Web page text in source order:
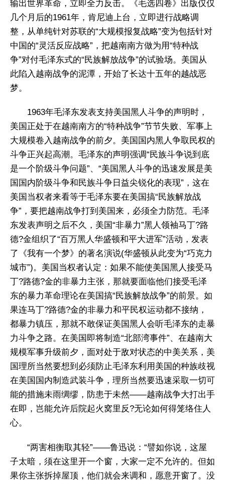
输出世界革命，立即全力反击。《毛选四卷》出版仅仅
几个月后的1961年，肯尼迪上台，立即进行战略调
整，从单纯针对苏联的“大规模报复战略”变为包括针对
中国的“灵活反应战略”，把越南南方做为用“特种战
争”对付毛泽东式的“民族解放战争”的试验场。美国从
此陷入越南战争的泥潭，开始了长达十五年的越战恶
梦。
1963年毛泽东发表支持美国黑人斗争的声明时，
美国正处于在越南南方的“特种战争”节节失败、军事上
大规模卷入越南战争的前夕。美国国内黑人争取民权的
斗争正兴起高潮。毛泽东的声明强调“民族斗争说到底
是一个阶级斗争问题”、“美国黑人斗争的迅速发展是美
国国内阶级斗争和民族斗争日益尖锐化的表现”，这在
美国当权者来看等于毛泽东要在美国搞“民族解放战
争”，要把越南战争打到美国来，必须全力防范。毛泽
东发表声明之后不久，美国“非暴力”黑人领袖马丁?路
德?金组织了“百万黑人华盛顿和平大进军”活动，发表
了《我有一个梦》的著名演说(华盛顿从此变为“巧克力
城市”)。美国当权者认定：如果不能使美国黑人接受马
丁?路德?金的非暴力主张，那就要面临他们接受毛泽
东的暴力革命理论在美国搞“民族解放战争”的前景。如
果连马丁?路德?金的非暴力和平民权运动都不接纳，
都暴力镇压，那就不敢保证美国黑人会听毛泽东的走暴
力斗争之路。在美国即将制造“北部湾事件”、在越南大
规模军事升级前夕，面对处于敌对状态的中美关系，美
国理所当然要想到必须防止毛泽东利用美国的种族歧视
在美国国内制造武装斗争，理所当然要迅速采取一切可
能的措施未雨绸缪，防患于未然——越南战争大打出手
在即，岂能允许后院起火窝里反?无论如何得笼络住人
心。
“两害相衡取其轻”——鲁迅说：“譬如你说，这屋
子太暗，须在这里开一个窗，大家一定不允许的。但如
果你主张拆掉屋顶，他们就会来调和，愿意开窗了。没